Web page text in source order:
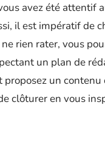
avez été attentif
il est impératif de
rien rater, vous
un plan de
proposez un
clôturer en vous